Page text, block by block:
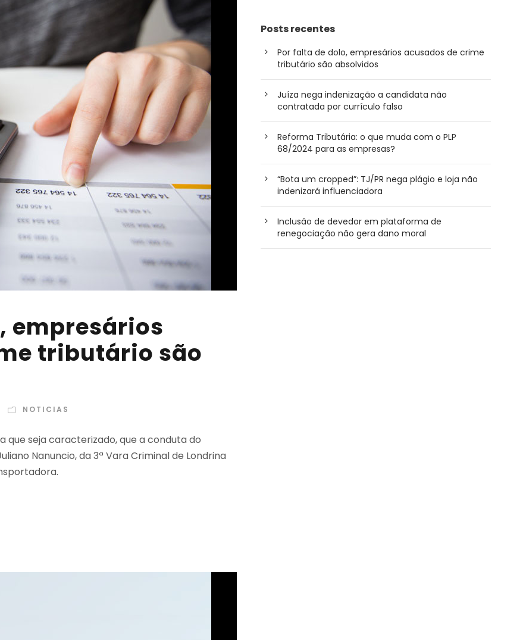
empresários
tributário são
NOTICIAS
seja caracterizado, que a conduta do
Nanuncio, da 3ª Vara Criminal de Londrina
Posts recentes
Por falta de dolo, empresários acusados de crime
tributário são absolvidos
Juíza nega indenização a candidata não
contratada por currículo falso
Reforma Tributária: o que muda com o PLP
68/2024 para as empresas?
“Bota um cropped”: TJ/PR nega plágio e loja não
indenizará influenciadora
Inclusão de devedor em plataforma de
renegociação não gera dano moral